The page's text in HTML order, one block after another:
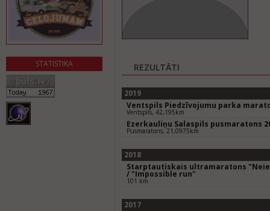
STATISTIKA REZULTĀTI
2019
Ventspils Piedzīvojumu parka
Ventspils, 42,195km
Ezerkauliņu Salaspils pusmaratons
Pusmaratons, 21,0975km
2018
Starptautiskais ultramaratons
/ "Impossible run"
101 km
2017